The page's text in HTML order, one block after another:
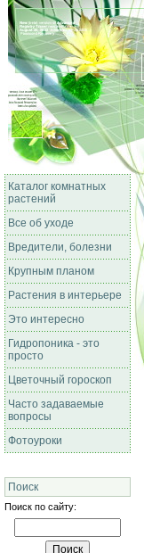
Каталог комнатных
растений
Все об уходе
Вредители, болезни
Крупным планом
Растения в интерьере
Это интересно
Гидропоника - это
просто
Цветочный гороскоп
Часто задаваемые
вопросы
Фотоуроки
Поиск
Поиск по сайту: